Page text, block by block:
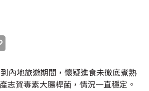
內地旅遊期間，懷疑進食未徹底煮熟
志賀毒素大腸桿菌，情況一直穩定。